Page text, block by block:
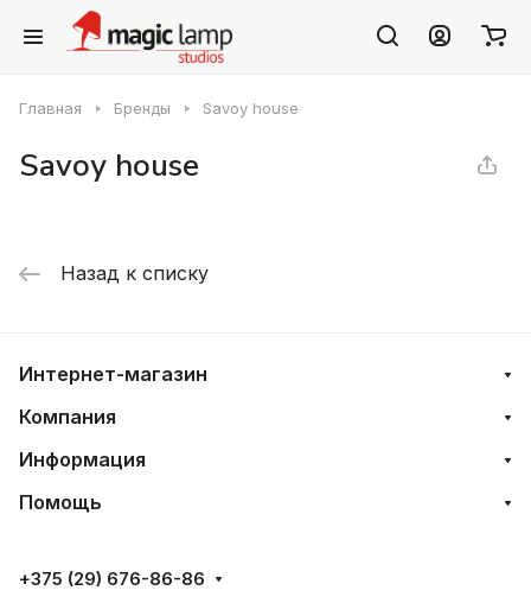
Главная Бренды Savoy house
Savoy house
Назад к списку
Интернет-магазин
Компания
Информация
Помощь
+375 (29) 676-86-86